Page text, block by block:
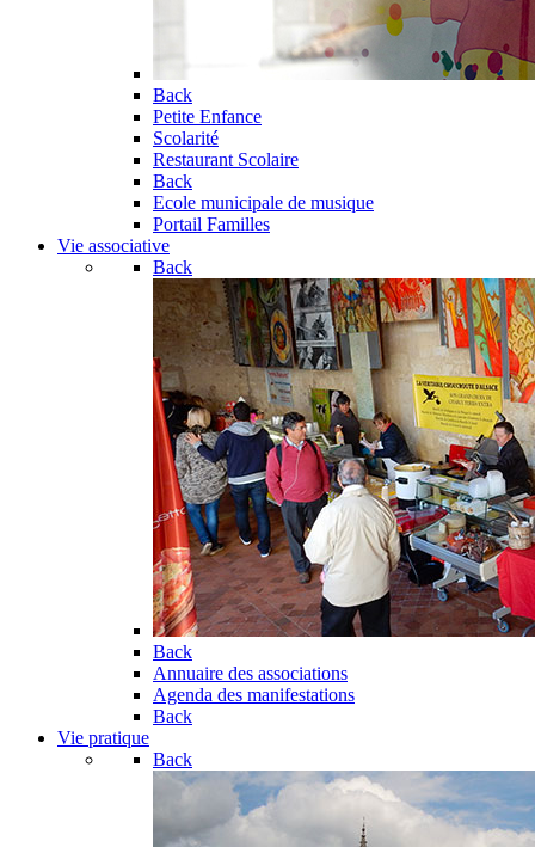
Back
Petite Enfance
Scolarité
Restaurant Scolaire
Back
Ecole municipale de musique
Portail Familles
Vie associative
Back
Back
Annuaire des associations
Agenda des manifestations
Back
Vie pratique
Back